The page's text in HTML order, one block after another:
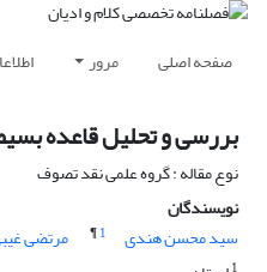
صفحه اصلی مرور
بررسی و تحلیل قاعده
نوع مقاله : گروه علمی نقد تصوف
نویسندگان
سید محسن هندی
1
¶ مرتضی